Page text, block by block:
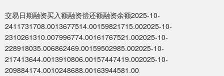
交易日期融资买入额融资偿还额融资余额2025-10-
2411731708.0013677514.00159821715.002025-10-
2310261310.007996774.00161767521.002025-10-
228918035.006862469.00159502985.002025-10-
217413644.0013910806.00157447419.002025-10-
209884174.0010248688.00163944581.00